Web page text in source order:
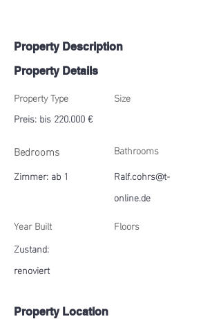
Property Description
Property Details
Property Type
Preis: bis 220.000 €
Bedrooms
Zimmer: ab 1
Year Built
Zustand:
renoviert
Size
Bathrooms
Ralf.cohrs@t-
online.de
Floors
Property Location